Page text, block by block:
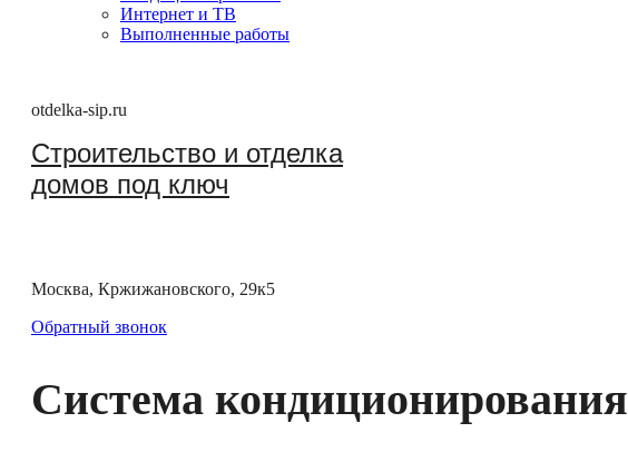
Интернет и ТВ
Выполненные работы
otdelka-sip.ru
Строительство и отделка
домов под ключ
Москва, Кржижановского, 29к5
Обратный звонок
Система кондиционирования